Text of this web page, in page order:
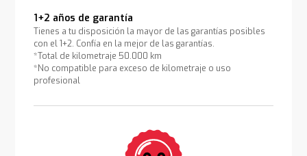
1+2 años de garantía
Tienes a tu disposición la mayor de las garantías posibles
con el 1+2. Confía en la mejor de las garantías.
*Total de kilometraje 50.000 km
*No compatible para exceso de kilometraje o uso
profesional